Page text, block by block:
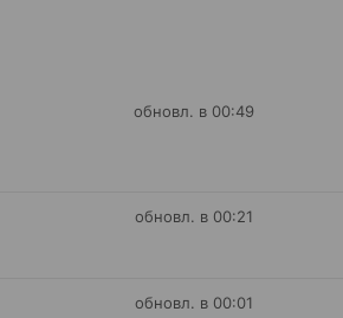
обновл. в 00:49
обновл. в 00:21
обновл. в 00:01